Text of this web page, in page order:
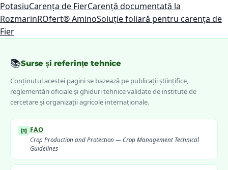
PotasiuCarența de FierCarență documentată la
RozmarinROfert® AminoSoluție foliară pentru carența de
Fier
📚Surse și referințe tehnice
Conținutul acestei pagini se bazează pe publicații științifice,
reglementări oficiale și ghiduri tehnice validate de institute de
cercetare și organizații agricole internaționale.
[1] FAO
Crop Production and Protection — Crop Management Technical
Guidelines